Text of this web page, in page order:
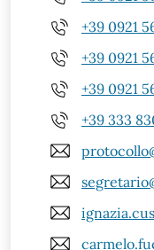
+39 0921
+39 0921
+39 0921
+39 333